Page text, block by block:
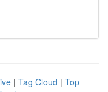
| Tag Cloud | Top